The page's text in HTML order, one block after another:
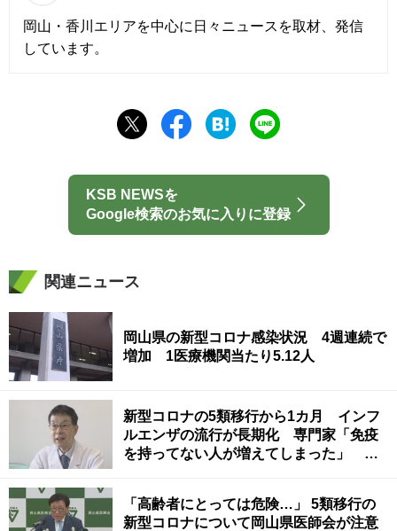
岡山・香川エリアを中心に日々ニュースを取材、発信
しています。
KSB NEWSを
Google検索のお気に入りに登録
関連ニュース
岡山県の新型コロナ感染状況 4週連続で
増加 1医療機関当たり5.12人
新型コロナの5類移行から1カ月 インフ
ルエンザの流行が長期化 専門家「免疫
を持ってない人が増えてしまった」 岡
「高齢者にとっては危険…」 5類移行の
新型コロナについて岡山県医師会が注意